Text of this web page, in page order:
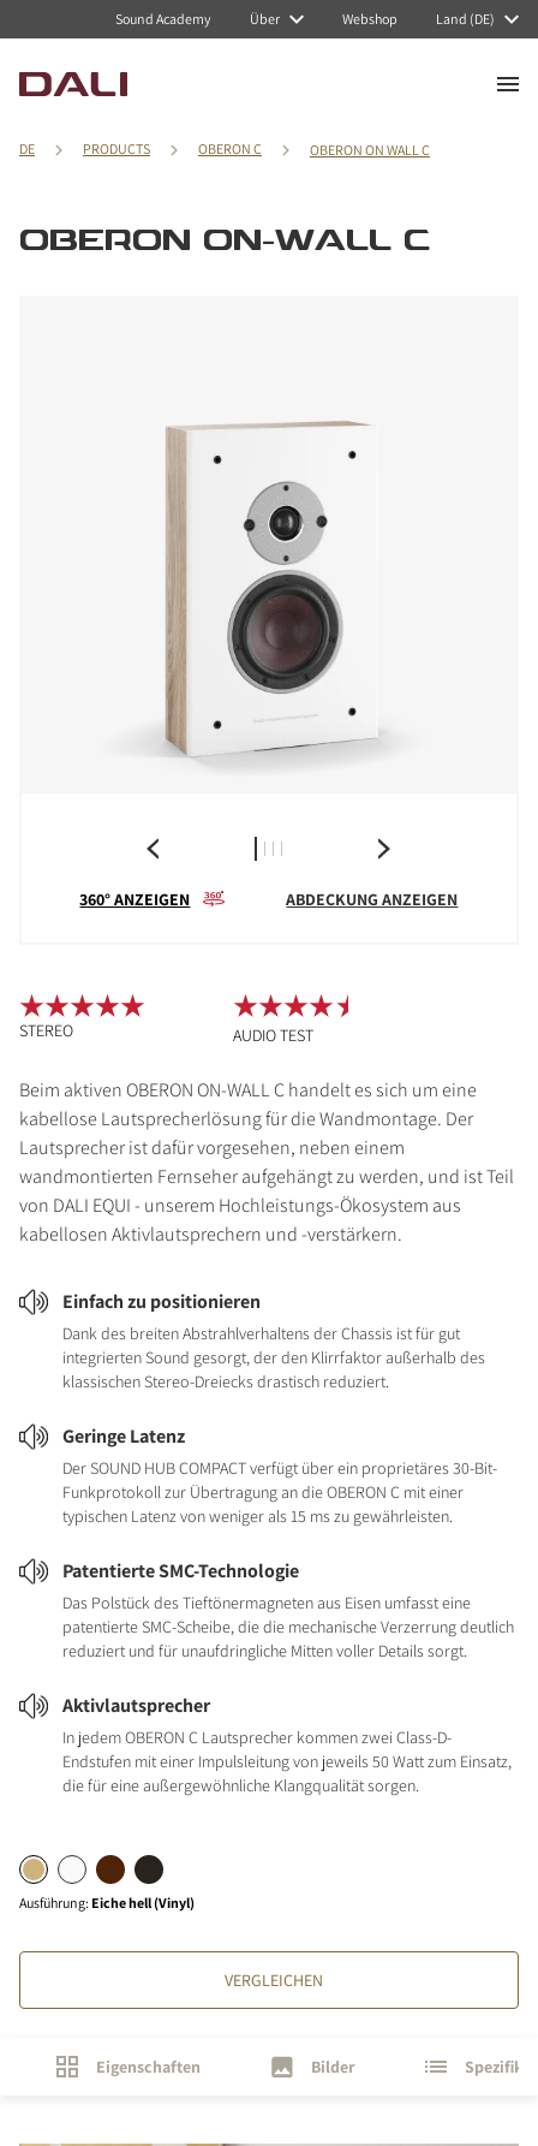
Sound Academy Über Webshop Land (DE)
DE PRODUCTS OBERON C OBERON ON WALL C
OBERON ON-WALL C
360° ANZEIGEN ABDECKUNG ANZEIGEN
Beim aktiven OBERON ON-WALL C handelt es sich um eine
kabellose Lautsprecherlösung für die Wandmontage. Der
Lautsprecher ist dafür vorgesehen, neben einem
wandmontierten Fernseher aufgehängt zu werden, und ist Teil
von DALI EQUI - unserem Hochleistungs-Ökosystem aus
kabellosen Aktivlautsprechern und -verstärkern.
Einfach zu positionieren
Dank des breiten Abstrahlverhaltens der Chassis ist für gut
integrierten Sound gesorgt, der den Klirrfaktor außerhalb des
klassischen Stereo-Dreiecks drastisch reduziert.
Geringe Latenz
Der SOUND HUB COMPACT verfügt über ein proprietäres 30-Bit-
Funkprotokoll zur Übertragung an die OBERON C mit einer
typischen Latenz von weniger als 15 ms zu gewährleisten.
Patentierte SMC-Technologie
Das Polstück des Tieftönermagneten aus Eisen umfasst eine
patentierte SMC-Scheibe, die die mechanische Verzerrung deutlich
reduziert und für unaufdringliche Mitten voller Details sorgt.
Aktivlautsprecher
In jedem OBERON C Lautsprecher kommen zwei Class-D-
Endstufen mit einer Impulsleitung von jeweils 50 Watt zum Einsatz,
die für eine außergewöhnliche Klangqualität sorgen.
Ausführung: Eiche hell (Vinyl)
VERGLEICHEN
STEREO AUDIO TEST
Eigenschaften Bilder